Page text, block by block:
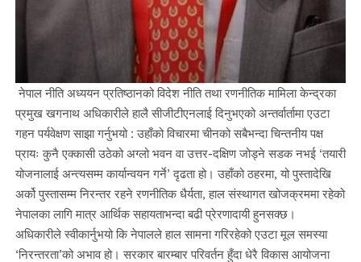
नेपाल नीति अध्ययन प्रतिष्ठानको विदेश नीति तथा रणनीतिक मामिला केन्द्रका
प्रमुख खगनाथ अधिकारीले हालै सीजीटीएनलाई दिनुभएको अन्तर्वार्तामा एउटा
गहन पर्यवेक्षण साझा गर्नुभयो : उहाँको विचारमा चीनको सबैभन्दा चिन्तनीय पक्ष
प्रायः कुनै एक्कासी उठेको अग्लो भवन वा उत्तर-दक्षिण जोड्ने सडक नभई ‘तयारी
योजनालाई अन्त्यसम्म कार्यान्वयन गर्ने’ दृढता हो। उहाँको ठहरमा, यो पुस्तादेखि
अर्को पुस्तासम्म निरन्तर रहने रणनीतिक धैर्यता, हाल संस्थागत खोजक्रममा रहेको
नेपालका लागि मात्र आर्थिक सहायताभन्दा बढी प्रेरणादायी हुनसक्छ।
अधिकारीले स्वीकार्नुभयो कि नेपालले हाल सामना गरिरहेको एउटा मूल समस्या
‘निरन्तरता’को अभाव हो। सरकार बारम्बार परिवर्तन हुँदा धेरै विकास आयोजना